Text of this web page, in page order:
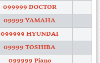
099999 DOCTOR
09999 YAMAHA
099999 HYUNDAI
09999 TOSHIBA